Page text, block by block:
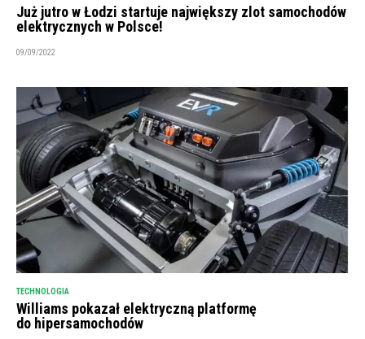
Już jutro w Łodzi startuje największy zlot samochodów
elektrycznych w Polsce!
09/09/2022
TECHNOLOGIA
Williams pokazał elektryczną platformę
do hipersamochodów